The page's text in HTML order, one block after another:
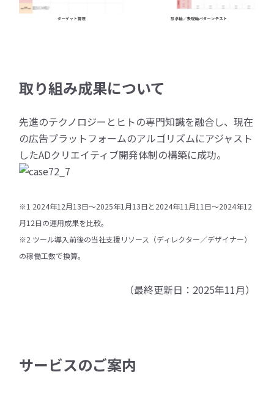
取り組み成果について
先進のテクノロジーとヒトの専門知識を融合し、現在
の広告プラットフォームのアルゴリズムにアジャスト
したADクリエイティブ開発体制の構築に成功。
※1 2024年12月13日〜2025年1月13日と2024年11月11日〜2024年12
月12日の運用成果を比較。
※2 ツール導入前後の当社支援リソース（ディレクター／デザイナー）
の稼働工数で換算。
（最終更新日：2025年11月）
サービスのご案内